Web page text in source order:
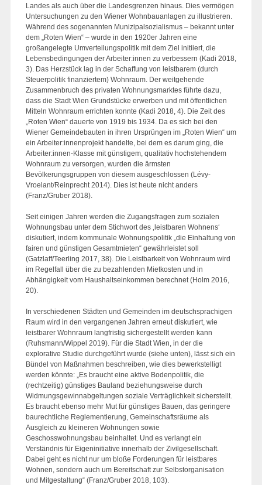
Landes als auch über die Landesgrenzen hinaus. Dies vermögen
Untersuchungen zu den Wiener Wohnbauanlagen zu illustrieren.
Während des sogenannten Munizipalsozialismus – bekannt unter
dem „Roten Wien“ – wurde in den 1920er Jahren eine
großangelegte Umverteilungspolitik mit dem Ziel initiiert, die
Lebensbedingungen der Arbeiter:innen zu verbessern (Kadi 2018,
3). Das Herzstück lag in der Schaffung von leistbarem (durch
Steuerpolitik finanziertem) Wohnraum. Der weitgehende
Zusammenbruch des privaten Wohnungsmarktes führte dazu,
dass die Stadt Wien Grundstücke erwerben und mit öffentlichen
Mitteln Wohnraum errichten konnte (Kadi 2018, 4). Die Zeit des
„Roten Wien“ dauerte von 1919 bis 1934. Da es sich bei den
Wiener Gemeindebauten in ihren Ursprüngen im „Roten Wien“ um
ein Arbeiter:innenprojekt handelte, bei dem es darum ging, die
Arbeiter:innen-Klasse mit günstigem, qualitativ hochstehendem
Wohnraum zu versorgen, wurden die ärmsten
Bevölkerungsgruppen von diesem ausgeschlossen (Lévy-
Vroelant/Reinprecht 2014). Dies ist heute nicht anders
(Franz/Gruber 2018).
Seit einigen Jahren werden die Zugangsfragen zum sozialen
Wohnungsbau unter dem Stichwort des ‚leistbaren Wohnens‘
diskutiert, indem kommunale Wohnungspolitik „die Einhaltung von
fairen und günstigen Gesamtmieten“ gewährleistet soll
(Gatzlaff/Teerling 2017, 38). Die Leistbarkeit von Wohnraum wird
im Regelfall über die zu bezahlenden Mietkosten und in
Abhängigkeit vom Haushaltseinkommen berechnet (Holm 2016,
20).
In verschiedenen Städten und Gemeinden im deutschsprachigen
Raum wird in den vergangenen Jahren erneut diskutiert, wie
leistbarer Wohnraum langfristig sichergestellt werden kann
(Ruhsmann/Wippel 2019). Für die Stadt Wien, in der die
explorative Studie durchgeführt wurde (siehe unten), lässt sich ein
Bündel von Maßnahmen beschreiben, wie dies bewerkstelligt
werden könnte: „Es braucht eine aktive Bodenpolitik, die
(rechtzeitig) günstiges Bauland beziehungsweise durch
Widmungsgewinnabgeltungen soziale Verträglichkeit sicherstellt.
Es braucht ebenso mehr Mut für günstiges Bauen, das geringere
baurechtliche Reglementierung, Gemeinschaftsräume als
Ausgleich zu kleineren Wohnungen sowie
Geschosswohnungsbau beinhaltet. Und es verlangt ein
Verständnis für Eigeninitiative innerhalb der Zivilgesellschaft.
Dabei geht es nicht nur um bloße Forderungen für leistbares
Wohnen, sondern auch um Bereitschaft zur Selbstorganisation
und Mitgestaltung“ (Franz/Gruber 2018, 103).